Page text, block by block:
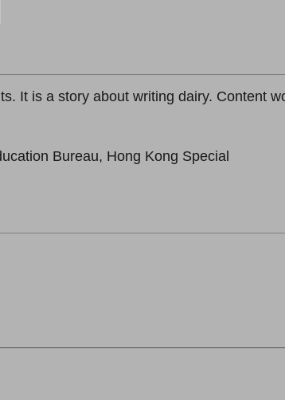
It is a story about writing dairy. Content
Bureau, Hong Kong Special